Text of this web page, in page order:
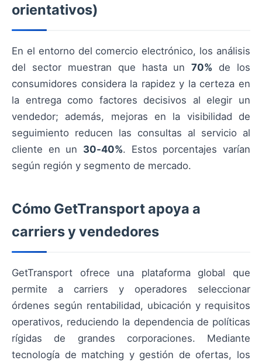
orientativos)
En el entorno del comercio electrónico, los análisis
del sector muestran que hasta un70% de los
consumidores considera la rapidez y la certeza en
la entrega como factores decisivos al elegir un
vendedor; además, mejoras en la visibilidad de
seguimiento reducen las consultas al servicio al
cliente en un 30‑40%. Estos porcentajes varían
según región y segmento de mercado.
Cómo GetTransport apoya a
carriers y vendedores
GetTransport ofrece una plataforma global que
permite a carriers y operadores seleccionar
órdenes según rentabilidad, ubicación y requisitos
operativos, reduciendo la dependencia de políticas
rígidas de grandes corporaciones. Mediante
tecnología de matching y gestión de ofertas, los